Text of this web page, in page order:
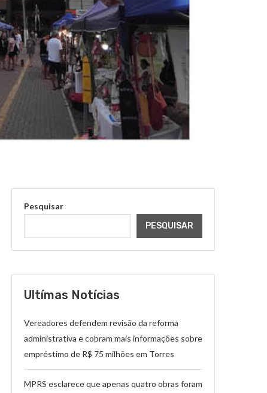
Pesquisar
PESQUISAR
Ultímas Notícias
Vereadores defendem revisão da reforma
administrativa e cobram mais informações sobre
empréstimo de R$ 75 milhões em Torres
MPRS esclarece que apenas quatro obras foram